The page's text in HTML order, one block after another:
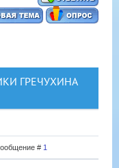
ГРЕЧУХИНА
# 1